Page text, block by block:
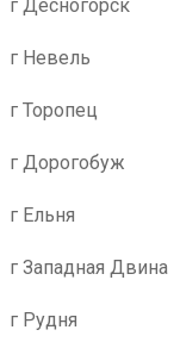
г Десногорск
г Невель
г Торопец
г Дорогобуж
г Ельня
г Западная Двина
г Рудня